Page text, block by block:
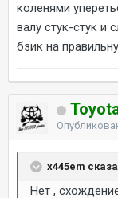
коленями
валу стук-стук и
бзик на
x445em
Нет ,